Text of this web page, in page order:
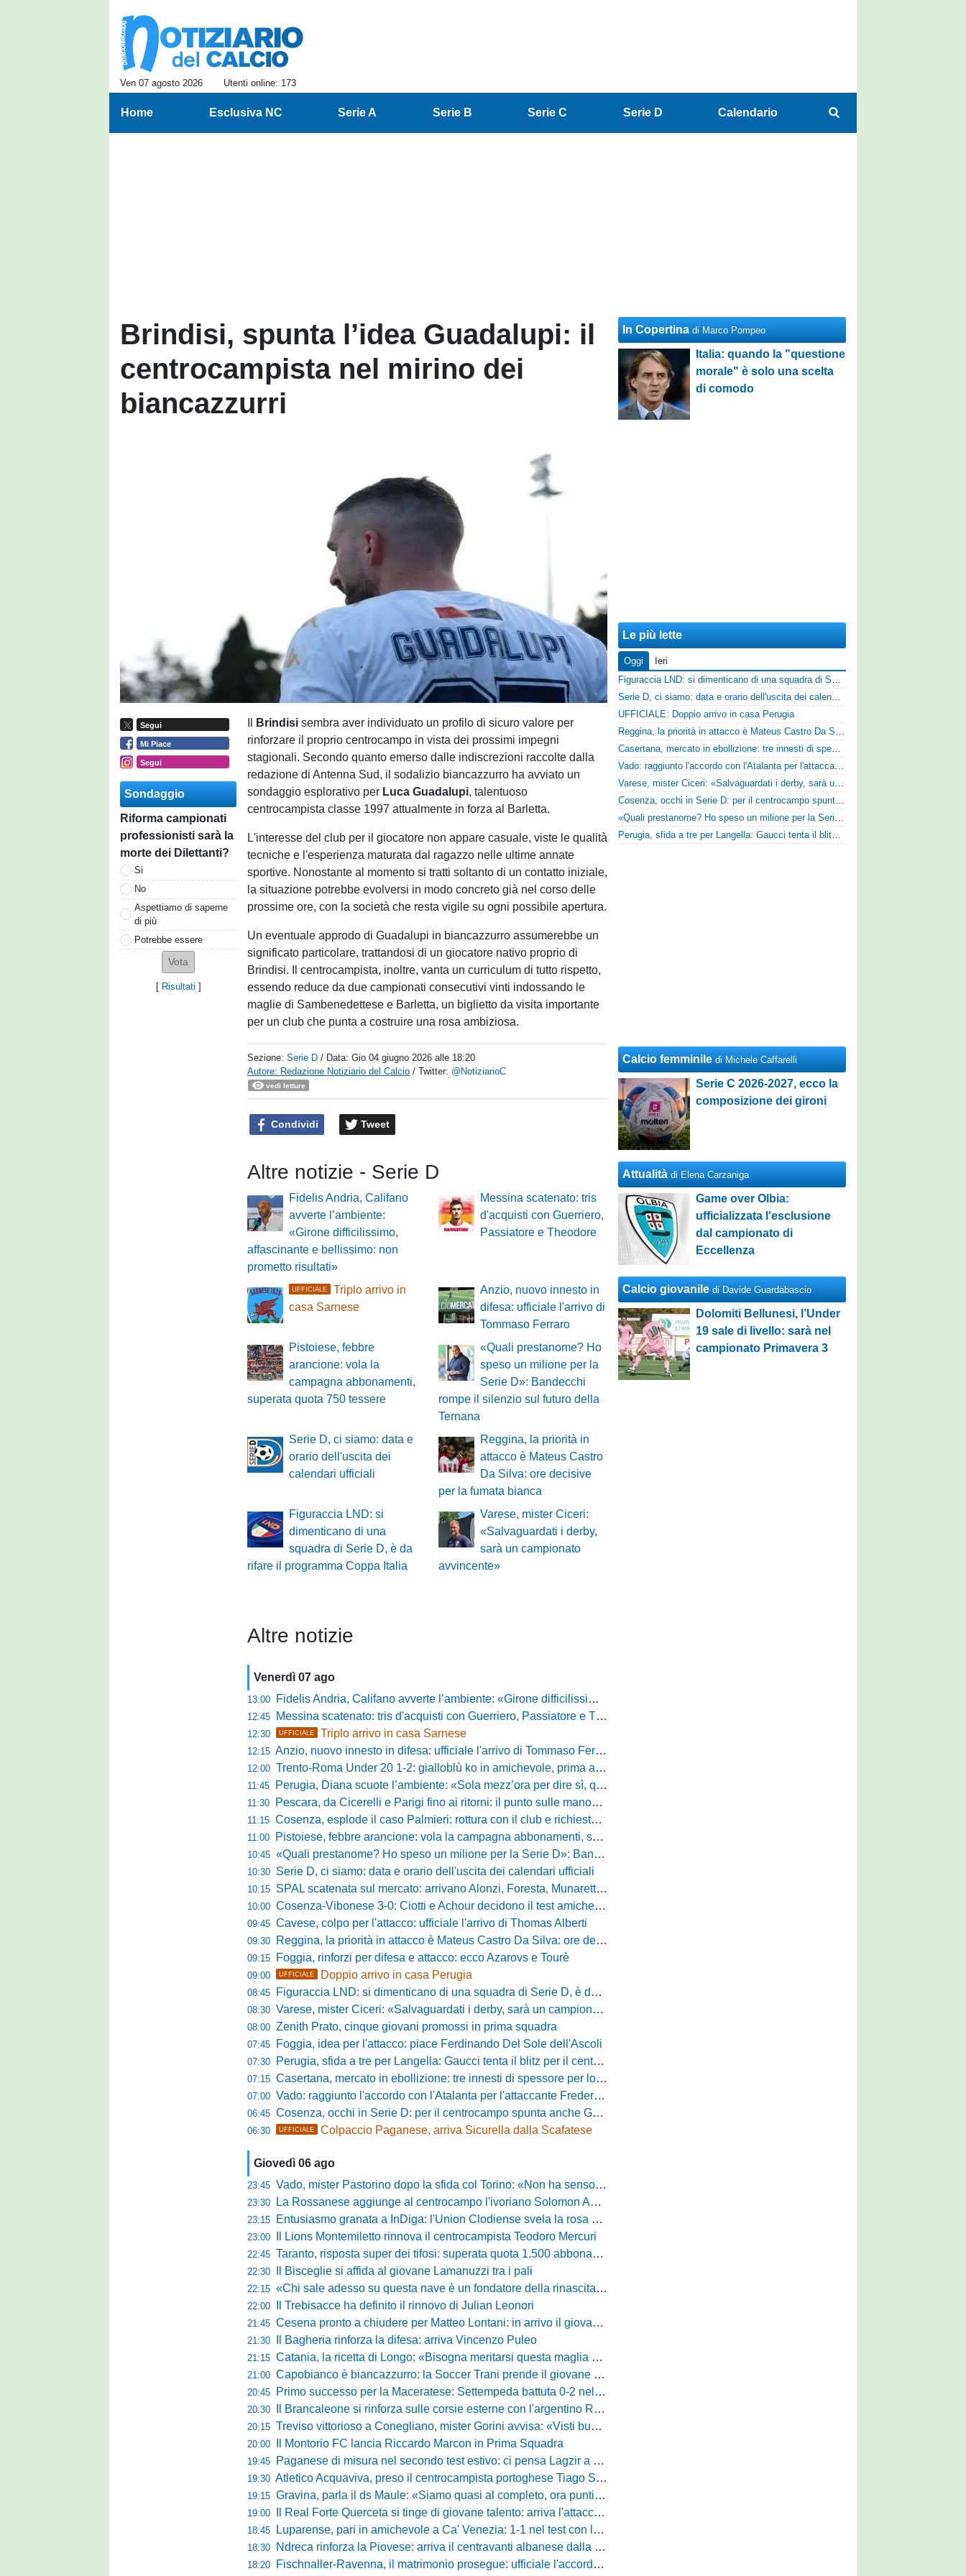
Ven 07 agosto 2026 Utenti online: 173
Home Esclusiva NC Serie A Serie B Serie C Serie D Calendario
Brindisi, spunta l’idea Guadalupi: il
centrocampista nel mirino dei
biancazzurri
Segui
Mi Piace
Segui
Sondaggio
Riforma campionati
professionisti sarà la
morte dei Dilettanti?
Si
No
Aspettiamo di saperne
di più
Potrebbe essere
[ Risultati ]
Brindisisembra aver individuato un profilo di sicuro valore per
rinforzare il proprio centrocampo in vista dei prossimi impegni
stagionali. Secondo quanto emerso dalle indiscrezioni raccolte dalla
redazione di Antenna Sud, il sodalizio biancazzurro ha avviato un
sondaggio esplorativo per Luca Guadalupi, talentuoso
centrocampista classe 1997 attualmente in forza al Barletta.
L'interesse del club per il giocatore non appare casuale, viste le qualità
tecniche e l'esperienza maturata dal ragazzo nelle ultime annate
sportive. Nonostante al momento si tratti soltanto di un contatto iniziale,
la situazione potrebbe evolversi in modo concreto già nel corso delle
prossime ore, con la società che resta vigile su ogni possibile apertura.
Un eventuale approdo di Guadalupi in biancazzurro assumerebbe un
significato particolare, trattandosi di un giocatore nativo proprio di
Brindisi. Il centrocampista, inoltre, vanta un curriculum di tutto rispetto,
essendo reduce da due campionati consecutivi vinti indossando le
maglie di Sambenedettese e Barletta, un biglietto da visita importante
per un club che punta a costruire una rosa ambiziosa.
Sezione:Serie D / Data:Gio 04 giugno 2026 alle 18:20
Autore: Redazione Notiziario del Calcio / Twitter: @NotiziarioC
vedi letture
Condividi Tweet
Altre notizie - Serie D
Fidelis Andria, Califano
avverte l’ambiente:
«Girone difficilissimo,
affascinante e bellissimo: non
prometto risultati»
Messina scatenato: tris
d'acquisti con Guerriero,
Passiatore e Theodore
UFFICIALE
Triplo arrivo in
casa Sarnese
Anzio, nuovo innesto in
difesa: ufficiale l'arrivo di
Tommaso Ferraro
Pistoiese, febbre
arancione: vola la
campagna abbonamenti,
superata quota 750 tessere
«Quali prestanome? Ho
speso un milione per la
Serie D»: Bandecchi
rompe il silenzio sul futuro della
Ternana
Serie D, ci siamo: data e
orario dell'uscita dei
calendari ufficiali
Reggina, la priorità in
attacco è Mateus Castro
Da Silva: ore decisive
per la fumata bianca
Figuraccia LND: si
dimenticano di una
squadra di Serie D, è da
rifare il programma Coppa Italia
Varese, mister Ciceri:
«Salvaguardati i derby,
sarà un campionato
avvincente»
Altre notizie
Venerdì 07 ago
13:00 Fidelis Andria, Califano avverte l’ambiente: «Girone difficilissimo, affascinante e bellissimo: non prometto risultati»
12:45 Messina scatenato: tris d'acquisti con Guerriero, Passiatore e Theodore
12:30 UFFICIALE Triplo arrivo in casa Sarnese
12:15 Anzio, nuovo innesto in difesa: ufficiale l'arrivo di Tommaso Ferraro
12:00 Trento-Roma Under 20 1-2: gialloblù ko in amichevole, prima apparizione per Caia
11:45 Perugia, Diana scuote l’ambiente: «Sola mezz’ora per dire sì, qui per costruire una squadra da livello»
11:30 Pescara, da Cicerelli e Parigi fino ai ritorni: il punto sulle manovre del Delfino
11:15 Cosenza, esplode il caso Palmieri: rottura con il club e richiesta di cessione
11:00 Pistoiese, febbre arancione: vola la campagna abbonamenti, superata quota 750 tessere
10:45 «Quali prestanome? Ho speso un milione per la Serie D»: Bandecchi rompe il silenzio sul futuro della Ternana
10:30 Serie D, ci siamo: data e orario dell'uscita dei calendari ufficiali
10:15 SPAL scatenata sul mercato: arrivano Alonzi, Foresta, Munaretto e Tobia
10:00 Cosenza-Vibonese 3-0: Ciotti e Achour decidono il test amichevole di Lorica
09:45 Cavese, colpo per l'attacco: ufficiale l'arrivo di Thomas Alberti
09:30 Reggina, la priorità in attacco è Mateus Castro Da Silva: ore decisive per la fumata bianca
09:15 Foggia, rinforzi per difesa e attacco: ecco Azarovs e Tourè
09:00 UFFICIALE Doppio arrivo in casa Perugia
08:45 Figuraccia LND: si dimenticano di una squadra di Serie D, è da rifare il programma Coppa Italia
08:30 Varese, mister Ciceri: «Salvaguardati i derby, sarà un campionato avvincente»
08:00 Zenith Prato, cinque giovani promossi in prima squadra
07:45 Foggia, idea per l'attacco: piace Ferdinando Del Sole dell'Ascoli
07:30 Perugia, sfida a tre per Langella: Gaucci tenta il blitz per il centrocampista del Cosenza
07:15 Casertana, mercato in ebollizione: tre innesti di spessore per lo scacchiere di Vinicio Espinal
07:00 Vado: raggiunto l'accordo con l'Atalanta per l'attaccante Frederick Samuel Ndongue
06:45 Cosenza, occhi in Serie D: per il centrocampo spunta anche Gerardo Di Gilio
06:30 UFFICIALE Colpaccio Paganese, arriva Sicurella dalla Scafatese
Giovedì 06 ago
23:45 Vado, mister Pastorino dopo la sfida col Torino: «Non ha senso chiudersi e fare le barricate»
23:30 La Rossanese aggiunge al centrocampo l'ivoriano Solomon Andrews Manu
23:15 Entusiasmo granata a InDiga: l'Union Clodiense svela la rosa per la nuova annata
23:00 Il Lions Montemiletto rinnova il centrocampista Teodoro Mercuri
22:45 Taranto, risposta super dei tifosi: superata quota 1.500 abbonamenti
22:30 Il Bisceglie si affida al giovane Lamanuzzi tra i pali
22:15 «Chi sale adesso su questa nave è un fondatore della rinascita»: Davis carica l'ambiente Messina
22:00 Il Trebisacce ha definito il rinnovo di Julian Leonori
21:45 Cesena pronto a chiudere per Matteo Lontani: in arrivo il giovane talento dello Spezia
21:30 Il Bagheria rinforza la difesa: arriva Vincenzo Puleo
21:15 Catania, la ricetta di Longo: «Bisogna meritarsi questa maglia ogni singolo giorno»
21:00 Capobianco è biancazzurro: la Soccer Trani prende il giovane attaccante ex Monopoli
20:45 Primo successo per la Maceratese: Settempeda battuta 0-2 nella ripresa
20:30 Il Brancaleone si rinforza sulle corsie esterne con l'argentino Rotela
20:15 Treviso vittorioso a Conegliano, mister Gorini avvisa: «Visti buoni spunti, ma c'è ancora tanto da lavorare»
20:00 Il Montorio FC lancia Riccardo Marcon in Prima Squadra
19:45 Paganese di misura nel secondo test estivo: ci pensa Lagzir a piegare l'Equipe Campania
19:30 Atletico Acquaviva, preso il centrocampista portoghese Tiago Santos
19:15 Gravina, parla il ds Maule: «Siamo quasi al completo, ora puntiamo sugli esterni d'attacco»
19:00 Il Real Forte Querceta si tinge di giovane talento: arriva l'attaccante Lucchesi
18:45 Luparense, pari in amichevole a Ca' Venezia: 1-1 nel test con la Primavera lagunare
18:30 Ndreca rinforza la Piovese: arriva il centravanti albanese dalla serie D
18:20
Fischnaller-Ravenna, il matrimonio prosegue: ufficiale l'accordo quinquennale per l'attacco
In Copertina di Marco Pompeo
Italia: quando la "questione
morale" è solo una scelta
di comodo
Le più lette
Oggi
Ieri
Figuraccia LND: si dimenticano di una squadra di Serie D, è da rifare il programma Coppa Italia
Serie D, ci siamo: data e orario dell'uscita dei calendari ufficiali
UFFICIALE: Doppio arrivo in casa Perugia
Reggina, la priorità in attacco è Mateus Castro Da Silva: ore decisive per la fumata bianca
Casertana, mercato in ebollizione: tre innesti di spessore per lo scacchiere di Vinicio Espinal
Vado: raggiunto l'accordo con l'Atalanta per l'attaccante Frederick Samuel Ndongue
Varese, mister Ciceri: «Salvaguardati i derby, sarà un campionato avvincente»
Cosenza, occhi in Serie D: per il centrocampo spunta anche Gerardo Di Gilio
«Quali prestanome? Ho speso un milione per la Serie D»: Bandecchi rompe il silenzio sul futuro della Ternana
Perugia, sfida a tre per Langella: Gaucci tenta il blitz per il centrocampista del Cosenza
Calcio femminile di Michele Caffarelli
Serie C 2026-2027, ecco la
composizione dei gironi
Attualità di Elena Carzaniga
Game over Olbia:
ufficializzata l'esclusione
dal campionato di
Eccellenza
Calcio giovanile di Davide Guardabascio
Dolomiti Bellunesi, l’Under
19 sale di livello: sarà nel
campionato Primavera 3